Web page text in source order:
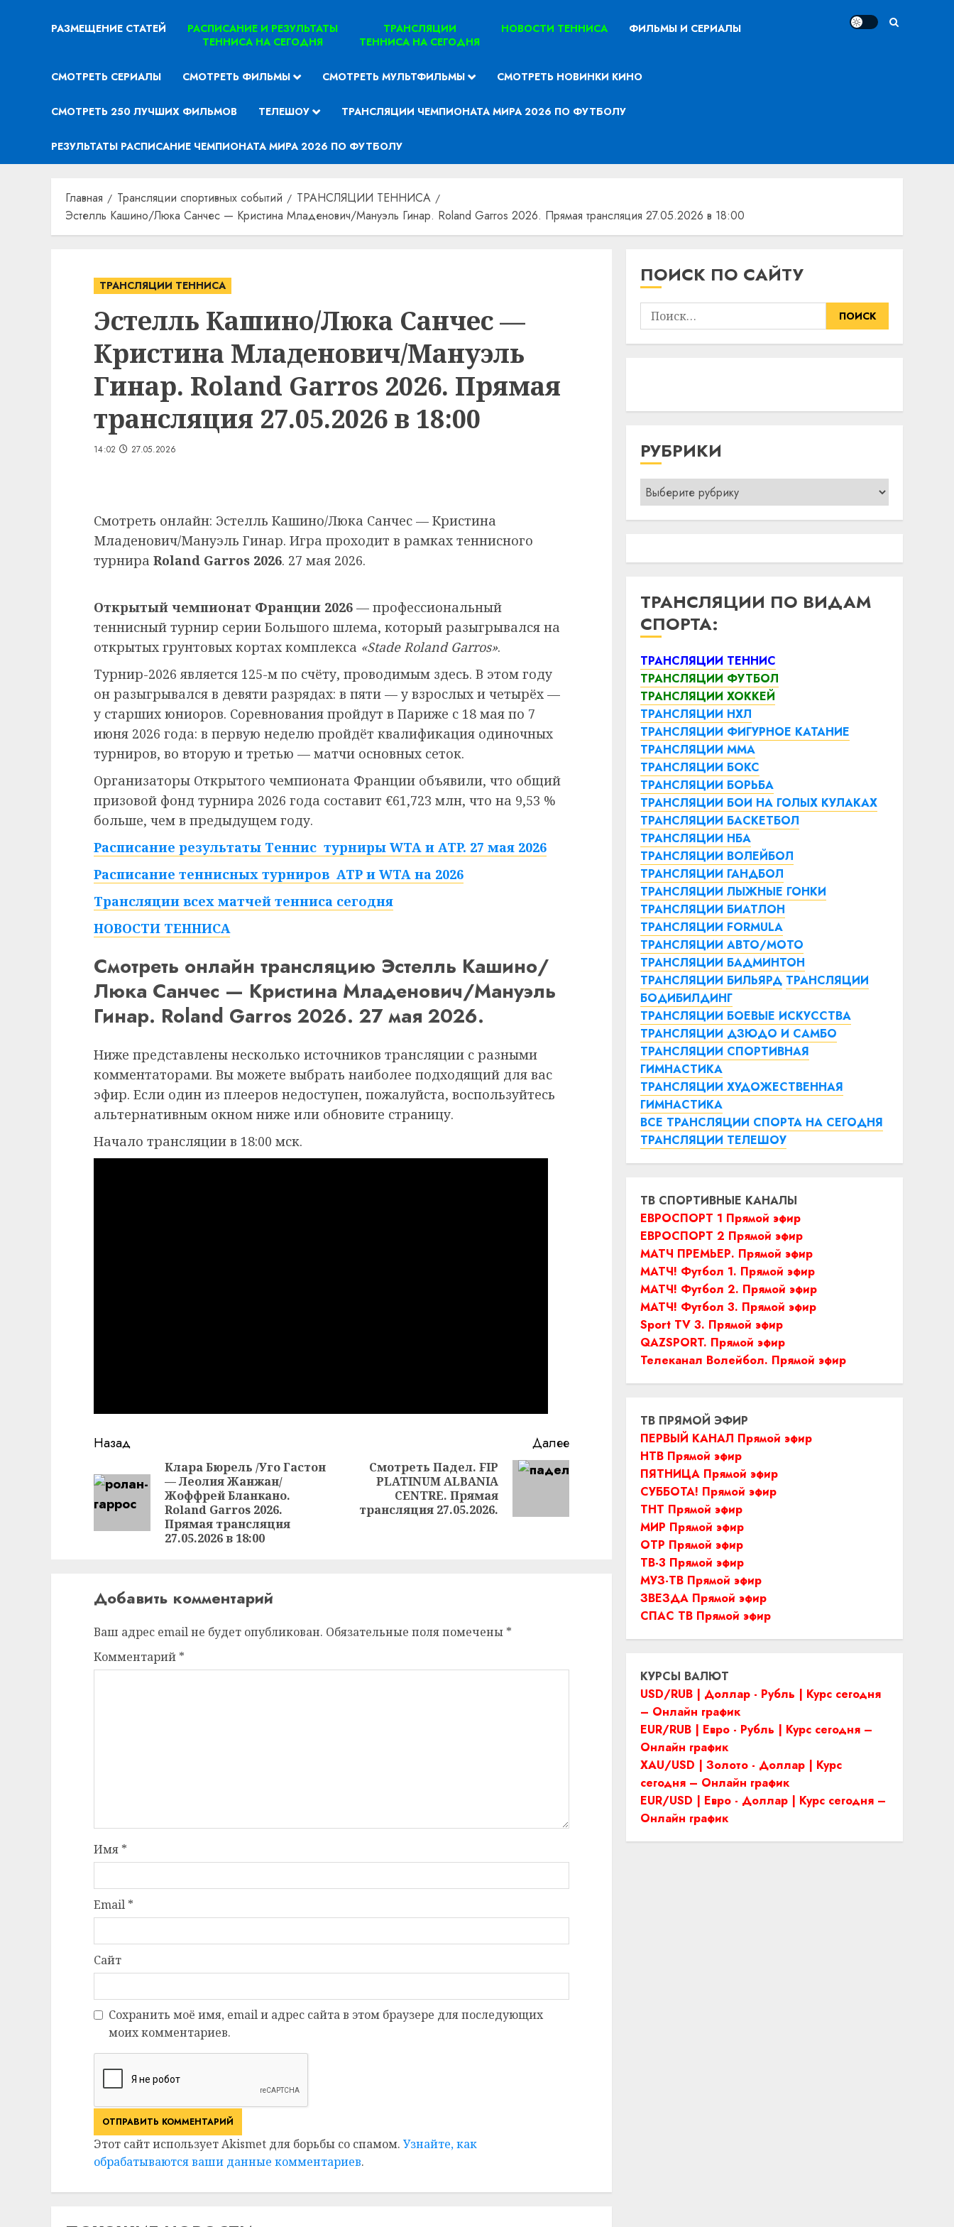
РАЗМЕЩЕНИЕ СТАТЕЙ
РАСПИСАНИЕ И РЕЗУЛЬТАТЫ
ТЕННИСА НА СЕГОДНЯ
ТРАНСЛЯЦИИ
ТЕННИСА НА СЕГОДНЯ
НОВОСТИ ТЕННИСА ФИЛЬМЫ И СЕРИАЛЫ
СМОТРЕТЬ СЕРИАЛЫ СМОТРЕТЬ ФИЛЬМЫ СМОТРЕТЬ МУЛЬТФИЛЬМЫ СМОТРЕТЬ НОВИНКИ КИНО
СМОТРЕТЬ 250 ЛУЧШИХ ФИЛЬМОВ ТЕЛЕШОУ ТРАНСЛЯЦИИ ЧЕМПИОНАТА МИРА 2026 ПО ФУТБОЛУ
РЕЗУЛЬТАТЫ РАСПИСАНИЕ ЧЕМПИОНАТА МИРА 2026 ПО ФУТБОЛУ
Главная Трансляции спортивных событий
ТРАНСЛЯЦИИ ТЕННИСА
Эстелль Кашино/Люка Санчес — Кристина Младенович/Мануэль Гинар. Roland Garros 2026. Прямая трансляция 27.05.2026 в 18:00
ТРАНСЛЯЦИИ ТЕННИСА
Эстелль Кашино/Люка Санчес —
Кристина Младенович/Мануэль
Гинар. Roland Garros 2026. Прямая
трансляция 27.05.2026 в 18:00
14:02 27.05.2026
Смотреть онлайн: Эстелль Кашино/Люка Санчес — Кристина
Младенович/Мануэль Гинар. Игра проходит в рамках теннисного
турнира Roland Garros 2026. 27 мая 2026.
Открытый чемпионат Франции 2026 — профессиональный
теннисный турнир серии Большого шлема, который разыгрывался на
открытых грунтовых кортах комплекса «Stade Roland Garros».
Турнир-2026 является 125-м по счёту, проводимым здесь. В этом году
он разыгрывался в девяти разрядах: в пяти — у взрослых и четырёх —
у старших юниоров. Соревнования пройдут в Париже с 18 мая по 7
июня 2026 года: в первую неделю пройдёт квалификация одиночных
турниров, во вторую и третью — матчи основных сеток.
Организаторы Открытого чемпионата Франции объявили, что общий
призовой фонд турнира 2026 года составит €61,723 млн, что на 9,53 %
больше, чем в предыдущем году.
Расписание результаты Теннис турниры WTA и ATP. 27 мая 2026
Расписание теннисных турниров ATP и WTA на 2026
Трансляции всех матчей тенниса сегодня
НОВОСТИ ТЕННИСА
Смотреть онлайн трансляцию Эстелль Кашино/
Люка Санчес — Кристина Младенович/Мануэль
Гинар. Roland Garros 2026. 27 мая 2026.
Ниже представлены несколько источников трансляции с разными
комментаторами. Вы можете выбрать наиболее подходящий для вас
эфир. Если один из плееров недоступен, пожалуйста, воспользуйтесь
альтернативным окном ниже или обновите страницу.
Начало трансляции в 18:00 мск.
Продолжить
чтение
Назад
Предыдущая
запись:
Клара Бюрель /Уго Гастон
— Леолия Жанжан/
Жоффрей Бланкано.
Roland Garros 2026.
Прямая трансляция
27.05.2026 в 18:00
Далее
Следующая
запись:
Смотреть Падел. FIP
PLATINUM ALBANIA
CENTRE. Прямая
трансляция 27.05.2026.
Добавить комментарий
Ваш адрес email не будет опубликован. Обязательные поля помечены *
Комментарий *
Имя *
Email *
Сайт
Сохранить моё имя, email и адрес сайта в этом браузере для последующих
моих комментариев.
Этот сайт использует Akismet для борьбы со спамом. Узнайте, как
обрабатываются ваши данные комментариев.
ПОИСК ПО САЙТУ
Найти:
РУБРИКИ
Рубрики
ТРАНСЛЯЦИИ ПО ВИДАМ
СПОРТА:
ТРАНСЛЯЦИИ ТЕННИС
ТРАНСЛЯЦИИ ФУТБОЛ
ТРАНСЛЯЦИИ ХОККЕЙ
ТРАНСЛЯЦИИ НХЛ
ТРАНСЛЯЦИИ ФИГУРНОЕ КАТАНИЕ
ТРАНСЛЯЦИИ ММА
ТРАНСЛЯЦИИ БОКС
ТРАНСЛЯЦИИ БОРЬБА
ТРАНСЛЯЦИИ БОИ НА ГОЛЫХ КУЛАКАХ
ТРАНСЛЯЦИИ БАСКЕТБОЛ
ТРАНСЛЯЦИИ НБА
ТРАНСЛЯЦИИ ВОЛЕЙБОЛ
ТРАНСЛЯЦИИ ГАНДБОЛ
ТРАНСЛЯЦИИ ЛЫЖНЫЕ ГОНКИ
ТРАНСЛЯЦИИ БИАТЛОН
ТРАНСЛЯЦИИ FORMULA
ТРАНСЛЯЦИИ АВТО/МОТО
ТРАНСЛЯЦИИ БАДМИНТОН
ТРАНСЛЯЦИИ БИЛЬЯРД ТРАНСЛЯЦИИ
БОДИБИЛДИНГ
ТРАНСЛЯЦИИ БОЕВЫЕ ИСКУССТВА
ТРАНСЛЯЦИИ ДЗЮДО И САМБО
ТРАНСЛЯЦИИ СПОРТИВНАЯ
ГИМНАСТИКА
ТРАНСЛЯЦИИ ХУДОЖЕСТВЕННАЯ
ГИМНАСТИКА
ВСЕ ТРАНСЛЯЦИИ СПОРТА НА СЕГОДНЯ
ТРАНСЛЯЦИИ ТЕЛЕШОУ
ТВ СПОРТИВНЫЕ КАНАЛЫ
ЕВРОСПОРТ 1 Прямой эфир
ЕВРОСПОРТ 2 Прямой эфир
МАТЧ ПРЕМЬЕР. Прямой эфир
МАТЧ! Футбол 1. Прямой эфир
МАТЧ! Футбол 2. Прямой эфир
МАТЧ! Футбол 3. Прямой эфир
Sport TV 3. Прямой эфир
QAZSPORT. Прямой эфир
Телеканал Волейбол. Прямой эфир
ТВ ПРЯМОЙ ЭФИР
ПЕРВЫЙ КАНАЛ Прямой эфир
НТВ Прямой эфир
ПЯТНИЦА Прямой эфир
СУББОТА! Прямой эфир
ТНТ Прямой эфир
МИР Прямой эфир
ОТР Прямой эфир
ТВ-3 Прямой эфир
МУЗ-ТВ Прямой эфир
ЗВЕЗДА Прямой эфир
СПАС ТВ Прямой эфир
КУРСЫ ВАЛЮТ
USD/RUB | Доллар - Рубль | Курс сегодня
– Онлайн график
EUR/RUB | Евро - Рубль | Курс сегодня –
Онлайн график
XAU/USD | Золото - Доллар | Курс
сегодня – Онлайн график
EUR/USD | Евро - Доллар | Курс сегодня –
Онлайн график